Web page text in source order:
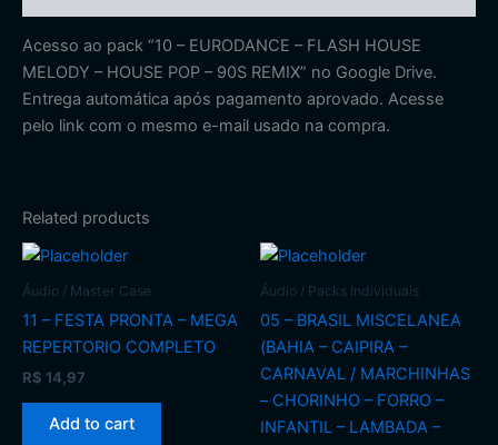
Acesso ao pack “10 – EURODANCE – FLASH HOUSE
MELODY – HOUSE POP – 90S REMIX” no Google Drive.
Entrega automática após pagamento aprovado. Acesse
pelo link com o mesmo e-mail usado na compra.
Related products
Áudio / Master Case
11 – FESTA PRONTA – MEGA
REPERTORIO COMPLETO
R$ 14,97
Add to cart
Áudio / Packs Individuais
05 – BRASIL MISCELANEA
(BAHIA – CAIPIRA –
CARNAVAL / MARCHINHAS
– CHORINHO – FORRO –
INFANTIL – LAMBADA –